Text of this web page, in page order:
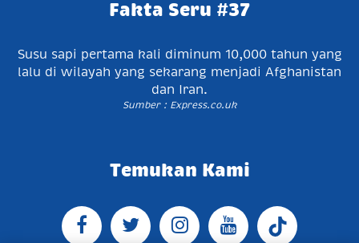
Fakta Seru #37
Susu sapi pertama kali diminum 10,000 tahun yang
lalu di wilayah yang sekarang menjadi Afghanistan
dan Iran.
Sumber : Express.co.uk
Temukan Kami